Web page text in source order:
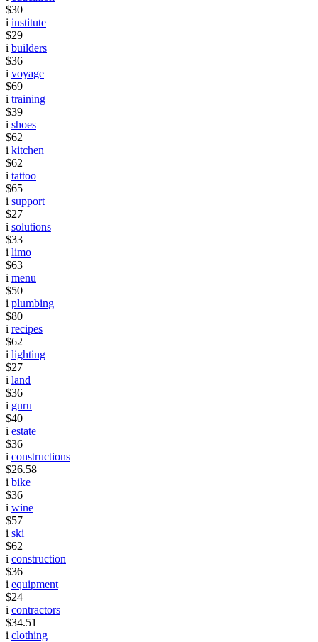
$30
i institute
$29
i builders
$36
i voyage
$69
i training
$39
i shoes
$62
i kitchen
$62
i tattoo
$65
i support
$27
i solutions
$33
i limo
$63
i menu
$50
i plumbing
$80
i recipes
$62
i lighting
$27
i land
$36
i guru
$40
i estate
$36
i constructions
$26.58
i bike
$36
i wine
$57
i ski
$62
i construction
$36
i equipment
$24
i contractors
$34.51
i clothing